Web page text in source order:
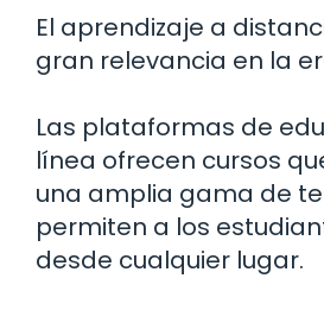
El aprendizaje a
gran relevancia en la
Las plataformas de
línea ofrecen cursos
una amplia gama de
permiten a los
desde cualquier lugar.